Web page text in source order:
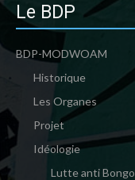
Le BDP
BDP-MODWOAM
Historique
Les Organes
Projet
Idéologie
Lutte anti Bongo